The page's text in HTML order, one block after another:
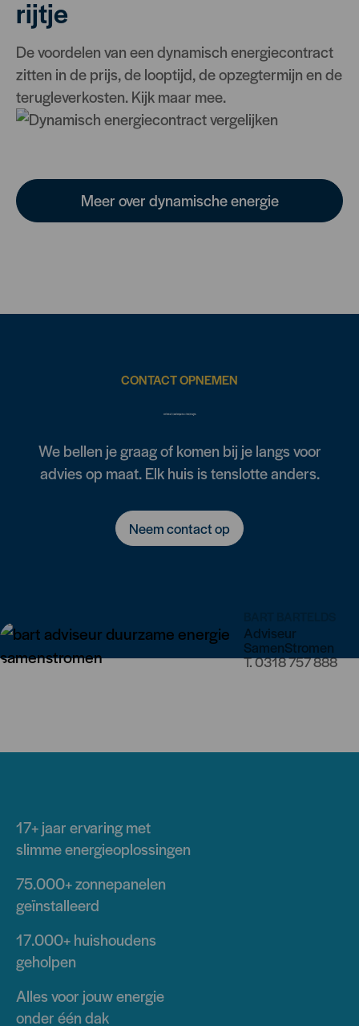
rijtje
De voordelen van een dynamisch energiecontract
zitten in de prijs, de looptijd, de opzegtermijn en de
terugleverkosten. Kijk maar mee.
Meer over dynamische energie
CONTACT OPNEMEN
Weten wat jij kunt besparen? Of heb je vragen?
We bellen je graag of komen bij je langs voor
advies op maat. Elk huis is tenslotte anders.
Neem contact op
Adviseur
SamenStromen
T.0318 757 888
17+ jaarervaring met
slimme energieoplossingen
75.000+zonnepanelen
geïnstalleerd
17.000+huishoudens
geholpen
Alles voor jouw energie
onder één dak